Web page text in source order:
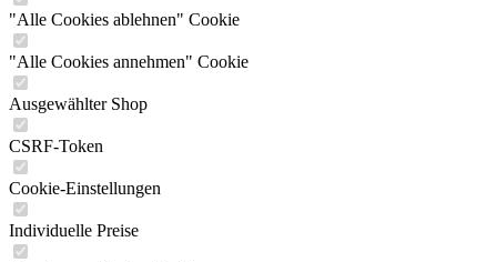
"Alle Cookies ablehnen" Cookie
"Alle Cookies annehmen" Cookie
Ausgewählter Shop
CSRF-Token
Cookie-Einstellungen
Individuelle Preise